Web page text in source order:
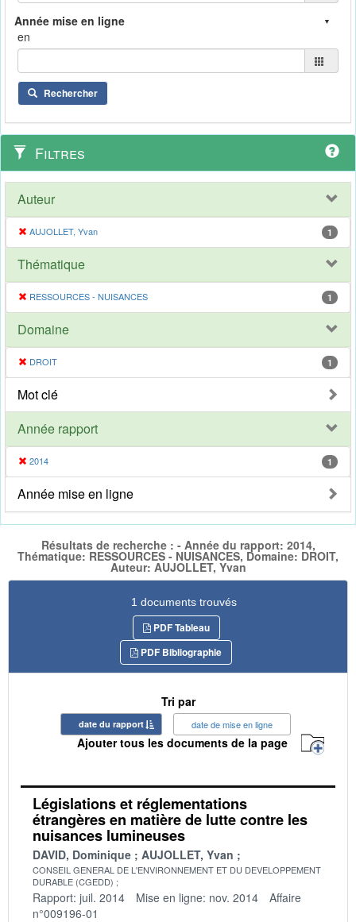
en
Rechercher
Filtres
Auteur
AUJOLLET, Yvan 1
Thématique
RESSOURCES - NUISANCES 1
Domaine
DROIT 1
Mot clé
Année rapport
2014 1
Année mise en ligne
Résultats de recherche : - Année du rapport: 2014,
Thématique: RESSOURCES - NUISANCES, Domaine: DROIT,
Auteur: AUJOLLET, Yvan
1 documents trouvés
PDF Tableau
PDF Bibliographie
Tri par
date du rapport date de mise en ligne
Ajouter tous les documents de la page
Législations et réglementations
étrangères en matière de lutte contre les
nuisances lumineuses
DAVID, Dominique AUJOLLET, Yvan
CONSEIL GENERAL DE L'ENVIRONNEMENT ET DU DEVELOPPEMENT
DURABLE (CGEDD)
Rapport: juil. 2014 Mise en ligne: nov. 2014
Affaire
n°009196-01